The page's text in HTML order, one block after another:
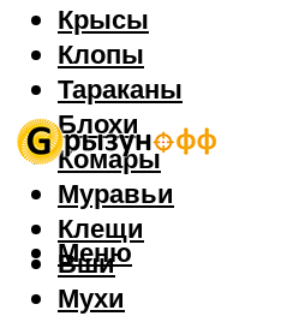
Крысы
Клопы
Тараканы
Блохи
Комары
Муравьи
Клещи
Вши
Мухи
Меню